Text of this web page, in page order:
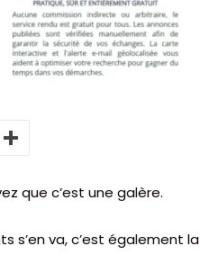
que c’est une galère.
s’en va, c’est également la